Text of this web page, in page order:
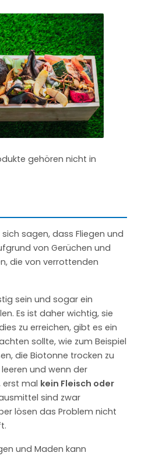
gehören nicht in
sagen, dass Fliegen und
von Gerüchen und
die von verrottenden
sein und sogar ein
Es ist daher wichtig, sie
zu erreichen, gibt es ein
sollte, wie zum Beispiel
die Biotonne trocken zu
und wenn der
erst mal kein Fleisch oder
sind zwar
lösen das Problem nicht
und Maden kann